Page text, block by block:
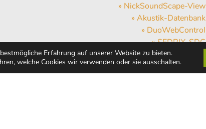
» NickSoundScape-View
» Akustik-Datenbank
» DuoWebControl
» SEDRIX-SDC
» SVAN-NET
» Hum-Hub
Erfahrung auf unserer Website zu bieten.
welche Cookies wir verwenden oder sie ausschalten.